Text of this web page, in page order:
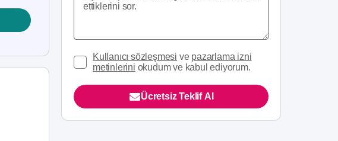
Kullanıcı sözleşmesi ve pazarlama izni
metinlerini okudum ve kabul ediyorum.
Ücretsiz Teklif Al